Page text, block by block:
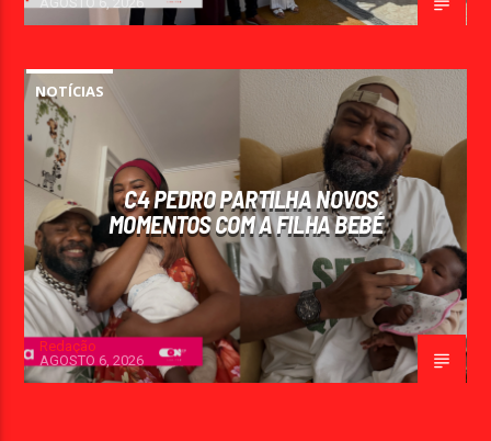
NOTÍCIAS
C4 PEDRO PARTILHA NOVOS
MOMENTOS COM A FILHA BEBÉ
Redação
AGOSTO 6, 2026